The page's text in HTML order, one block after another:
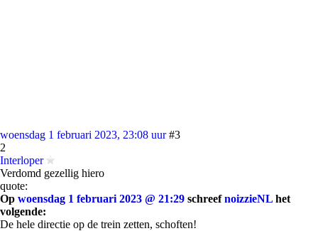
woensdag 1 februari 2023, 23:08 uur #3
2
Interloper
Verdomd gezellig hiero
quote:
Op woensdag 1 februari 2023 @ 21:29 schreefnoizzieNL het
volgende:
De hele directie op de trein zetten, schoften!